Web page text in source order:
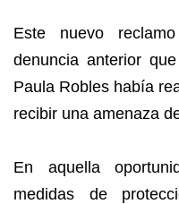
Este nuevo
denuncia anterior
Paula Robles había
recibir una amenaza
En aquella
medidas de